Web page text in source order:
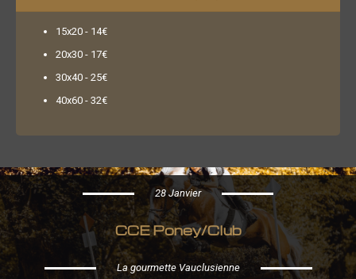
15x20 - 14€
20x30 - 17€
30x40 - 25€
40x60 - 32€
28 Janvier
CCE Poney/Club
La gourmette Vauclusienne